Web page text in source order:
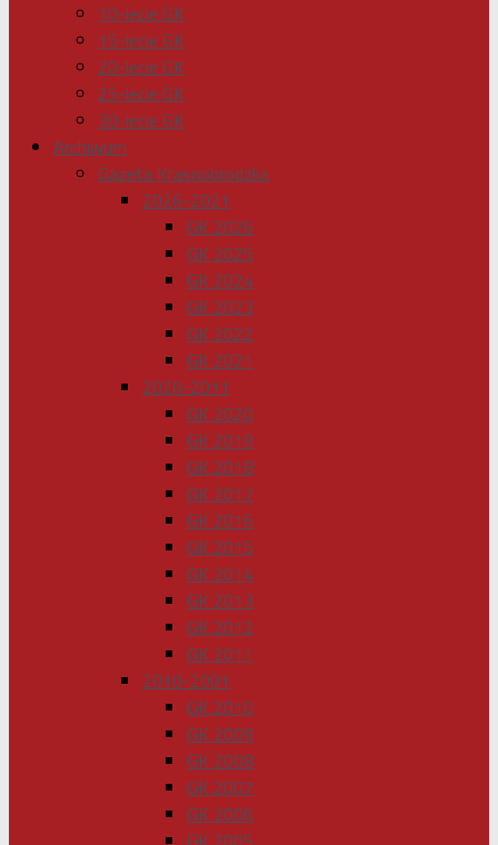
10-lecie GK
15-lecie GK
20-lecie GK
25-lecie GK
30-lecie GK
Archiwum
Gazeta Krasnobrodzka
2026-2021
GK 2026
GK 2025
GK 2024
GK 2023
GK 2022
GK 2021
2020-2011
GK 2020
GK 2019
GK 2018
GK 2017
GK 2016
GK 2015
GK 2014
GK 2013
GK 2012
GK 2011
2010-2001
GK 2010
GK 2009
GK 2008
GK 2007
GK 2006